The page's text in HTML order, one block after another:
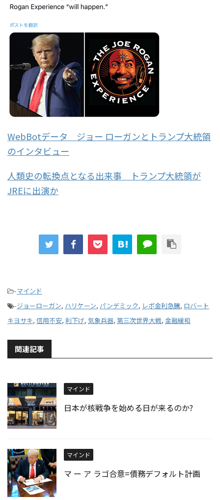
WebBotデータ ジョー ローガンとトランプ大統領
のインタビュー
人類史の転換点となる出来事 トランプ大統領が
JREに出演か
-マインド
-ジョーローガン, ハリケーン, パンデミック, レポ金利急騰, ロバート
キヨサキ, 信用不安, 利下げ, 気象兵器, 第三次世界大戦, 金融緩和
関連記事
マインド
日本が核戦争を始める日が来るのか?
マインド
マ ー ア ラゴ合意=債務デフォルト計画